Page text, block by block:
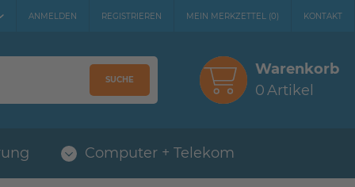
ANMELDEN REGISTRIEREN MEIN MERKZETTEL (0) KONTAKT
SUCHE
Warenkorb
0Artikel
Computer + Telekom